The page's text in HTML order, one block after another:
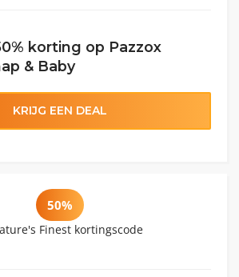
korting op Pazzox
& Baby
KRIJG EEN DEAL
50%